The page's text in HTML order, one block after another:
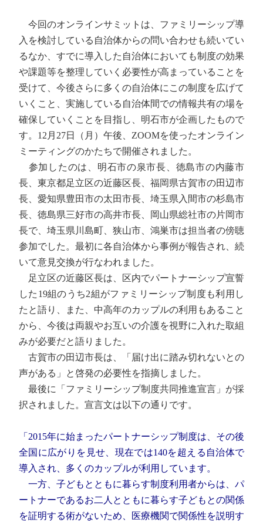
今回のオンラインサミットは、ファミリーシップ導
入を検討している自治体からの問い合わせも続いてい
るなか、すでに導入した自治体においても制度の効果
や課題等を整理していく必要性が高まっていることを
受けて、今後さらに多くの自治体にこの制度を広げて
いくこと、実施している自治体間での情報共有の場を
確保していくことを目指し、明石市が企画したもので
す。12月27日（月）午後、ZOOMを使ったオンライン
ミーティングのかたちで開催されました。
参加したのは、明石市の泉市長、徳島市の内藤市
長、東京都足立区の近藤区長、福岡県古賀市の田辺市
長、愛知県豊田市の太田市長、埼玉県入間市の杉島市
長、徳島県三好市の高井市長、岡山県総社市の片岡市
長で、埼玉県川島町、狭山市、鴻巣市は担当者の傍聴
参加でした。最初に各自治体から事例が報告され、続
いて意見交換が行なわれました。
足立区の近藤区長は、区内でパートナーシップ宣誓
した19組のうち2組がファミリーシップ制度も利用し
たと語り、また、中高年のカップルの利用もあること
から、今後は両親やお互いの介護を視野に入れた取組
みが必要だと語りました。
古賀市の田辺市長は、「届け出に踏み切れないとの
声がある」と啓発の必要性を指摘しました。
最後に「ファミリーシップ制度共同推進宣言」が採
択されました。宣言文は以下の通りです。
「2015年に始まったパートナーシップ制度は、その後
全国に広がりを見せ、現在では140を超える自治体で
導入され、多くのカップルが利用しています。
一方、子どもとともに暮らす制度利用者からは、パ
ートナーであるお二人とともに暮らす子どもとの関係
を証明する術がないため、医療機関で関係性を説明す